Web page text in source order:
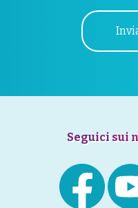
Seguici sui